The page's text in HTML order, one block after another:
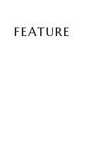
FEATURE